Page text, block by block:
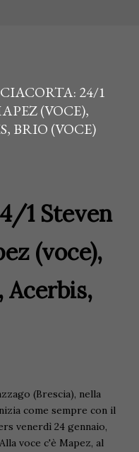
24/1
(VOCE),
BRIO (VOCE)
1 Steven
(voce),
Acerbis,
(Brescia), nella
come sempre con il
venerdì 24 gennaio,
voce c'è Mapez, al